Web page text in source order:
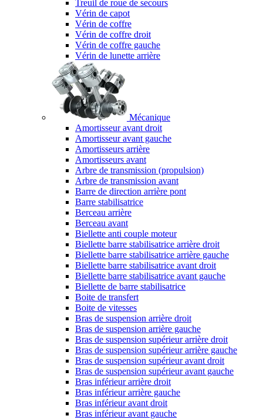
Treuil de roue de secours
Vérin de capot
Vérin de coffre
Vérin de coffre droit
Vérin de coffre gauche
Vérin de lunette arrière
Mécanique
Amortisseur avant droit
Amortisseur avant gauche
Amortisseurs arrière
Amortisseurs avant
Arbre de transmission (propulsion)
Arbre de transmission avant
Barre de direction arrière pont
Barre stabilisatrice
Berceau arrière
Berceau avant
Biellette anti couple moteur
Biellette barre stabilisatrice arrière droit
Biellette barre stabilisatrice arrière gauche
Biellette barre stabilisatrice avant droit
Biellette barre stabilisatrice avant gauche
Biellette de barre stabilisatrice
Boite de transfert
Boite de vitesses
Bras de suspension arrière droit
Bras de suspension arrière gauche
Bras de suspension supérieur arrière droit
Bras de suspension supérieur arrière gauche
Bras de suspension supérieur avant droit
Bras de suspension supérieur avant gauche
Bras inférieur arrière droit
Bras inférieur arrière gauche
Bras inférieur avant droit
Bras inférieur avant gauche